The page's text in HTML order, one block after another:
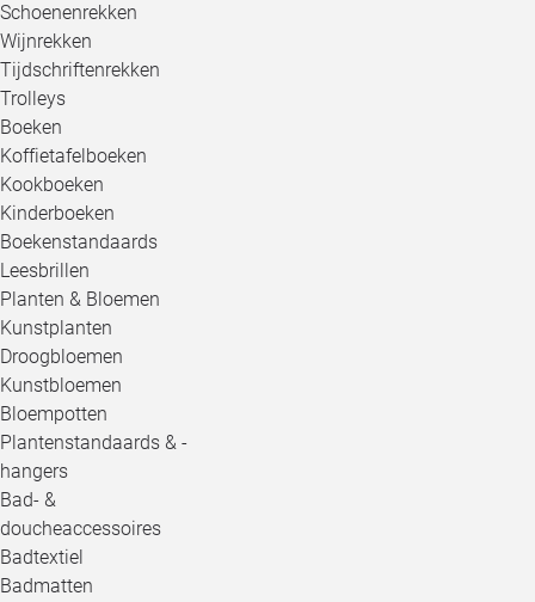
Schoenenrekken
Wijnrekken
Tijdschriftenrekken
Trolleys
Boeken
Koffietafelboeken
Kookboeken
Kinderboeken
Boekenstandaards
Leesbrillen
Planten & Bloemen
Kunstplanten
Droogbloemen
Kunstbloemen
Bloempotten
Plantenstandaards & -
hangers
Bad- &
doucheaccessoires
Badtextiel
Badmatten